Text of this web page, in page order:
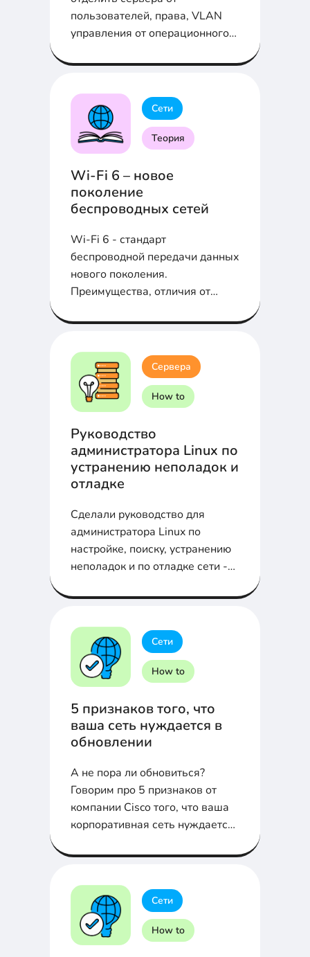
пользователей, права, VLAN
управления от операционного
Сети
Теория
Wi-Fi 6 – новое
поколение
беспроводных сетей
Wi-Fi 6 - стандарт
беспроводной передачи данных
нового поколения.
Преимущества, отличия от
характеристики в статье...
Сервера
How to
Руководство
администратора Linux по
устранению неполадок и
отладке
Сделали руководство для
администратора Linux по
настройке, поиску, устранению
неполадок и по отладке сети -
Сети
How to
5 признаков того, что
ваша сеть нуждается в
обновлении
А не пора ли обновиться?
Говорим про 5 признаков от
компании Cisco того, что ваша
корпоративная сеть нуждается
Сети
How to